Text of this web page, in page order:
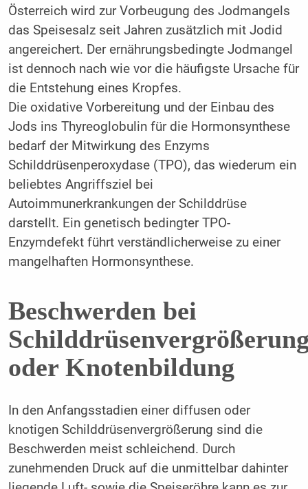
Österreich wird zur Vorbeugung des Jodmangels
das Speisesalz seit Jahren zusätzlich mit Jodid
angereichert. Der ernährungsbedingte Jodmangel
ist dennoch nach wie vor die häufigste Ursache für
die Entstehung eines Kropfes.
Die oxidative Vorbereitung und der Einbau des
Jods ins Thyreoglobulin für die Hormonsynthese
bedarf der Mitwirkung des Enzyms
Schilddrüsenperoxydase (TPO), das wiederum ein
beliebtes Angriffsziel bei
Autoimmunerkrankungen der Schilddrüse
darstellt. Ein genetisch bedingter TPO-
Enzymdefekt führt verständlicherweise zu einer
mangelhaften Hormonsynthese.
Beschwerden bei
oder Knotenbildung
In den Anfangsstadien einer diffusen oder
knotigen Schilddrüsenvergrößerung sind die
Beschwerden meist schleichend. Durch
zunehmenden Druck auf die unmittelbar dahinter